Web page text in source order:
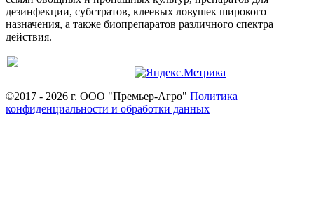
дезинфекции, субстратов, клеевых ловушек широкого
назначения, а также биопрепаратов различного спектра
действия.
©2017 - 2026 г. ООО "Премьер-Агро" Политика
конфиденциальности и обработки данных